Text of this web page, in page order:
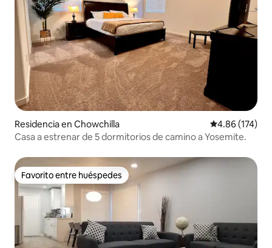
Residencia en Chowchilla Calificación
4.86 (174)
Casa a estrenar de 5 dormitorios de camino a Yosemite.
Favorito entre huéspedes
Favorito entre huéspedes